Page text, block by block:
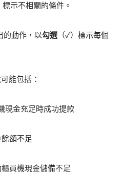
標示不相關的條件。
的動作，以勾選 （✓）標示每個
能包括：
現金充足時成功提款
額不足
員機現金儲備不足